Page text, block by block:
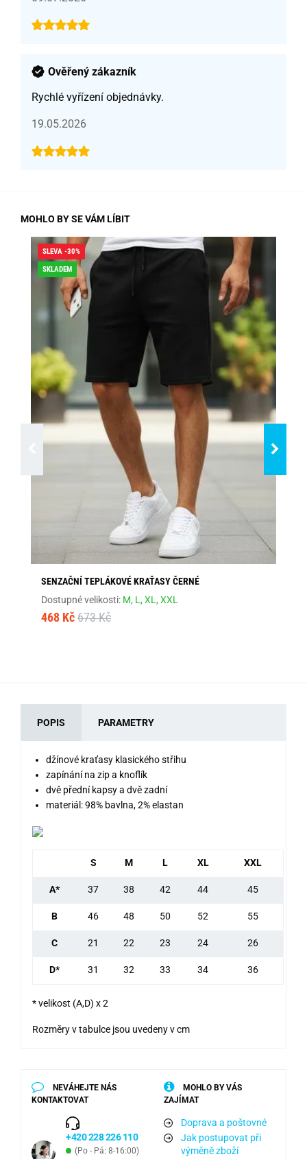
Ověřený zákazník
Rychlé vyřízení objednávky.
19.05.2026
MOHLO BY SE VÁM LÍBIT
SLEVA -30%
SKLADEM
SENZAČNÍ TEPLÁKOVÉ KRAŤASY ČERNÉ
Dostupné velikosti: M, L,XL,XXL
468 Kč 673 Kč
POPIS PARAMETRY
džínové kraťasy klasického střihu
zapínání na zip a knoflík
dvě přední kapsy a dvě zadní
materiál: 98% bavlna, 2% elastan
S M L XL XXL
A* 37 38 42 44 45
B 46 48 50 52 55
C 21 22 23 24 26
D* 31 32 33 34 36
* velikost (A,D) x 2
Rozměry v tabulce jsou uvedeny v cm
NEVÁHEJTE NÁS
KONTAKTOVAT
+420 228 226 110
(Po - Pá: 8-16:00)
MOHLO BY VÁS
ZAJÍMAT
Doprava a poštovné
Jak postupovat při
výměně zboží